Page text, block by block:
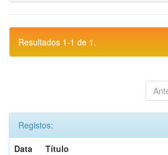
Resultados 1-1 de 1.
Registos:
Data
Título